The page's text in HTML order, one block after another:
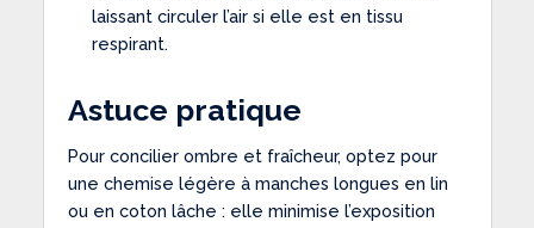
laissant circuler l’air si elle est en tissu
respirant.
Astuce pratique
Pour concilier ombre et fraîcheur, optez pour
une chemise légère à manches longues en lin
ou en coton lâche : elle minimise l’exposition